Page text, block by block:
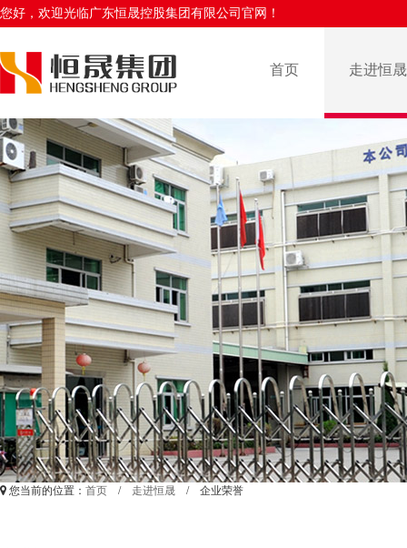
您好，欢迎光临广东恒晟控股集团有限公司官网！
首页 走进恒晟
您当前的位置： 首页 / 走进恒晟 / 企业荣誉